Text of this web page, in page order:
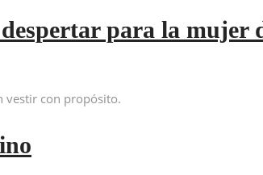
para la mujer